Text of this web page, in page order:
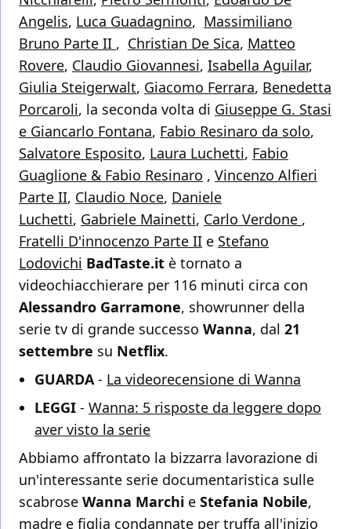
Angelis, Luca Guadagnino, Massimiliano
Bruno Parte II , Christian De Sica, Matteo
Rovere, Claudio Giovannesi, Isabella Aguilar,
Giulia Steigerwalt, Giacomo Ferrara, Benedetta
Porcaroli, la seconda volta di Giuseppe G. Stasi
e Giancarlo Fontana, Fabio Resinaro da solo,
Salvatore Esposito, Laura Luchetti, Fabio
Guaglione & Fabio Resinaro , Vincenzo Alfieri
Parte II, Claudio Noce, Daniele
Luchetti, Gabriele Mainetti, Carlo Verdone ,
Fratelli D'innocenzo Parte II e Stefano
Lodovichi BadTaste.it è tornato a
videochiacchierare per 116 minuti circa con
Alessandro Garramone, showrunner della
serie tv di grande successo Wanna, dal 21
settembre su Netflix.
GUARDA- La videorecensione di Wanna
LEGGI - Wanna: 5 risposte da leggere dopo
aver visto la serie
Abbiamo affrontato la bizzarra lavorazione di
un'interessante serie documentaristica sulle
scabrose Wanna Marchi e Stefania Nobile,
madre e figlia condannate per truffa all'inizio